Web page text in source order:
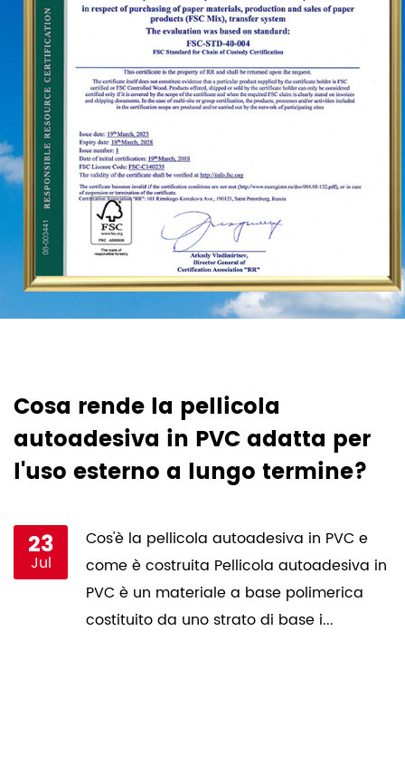
Cosa rende la pellicola
autoadesiva in PVC adatta per
l'uso esterno a lungo termine?
23
Jul
Cos'è la pellicola autoadesiva in PVC e
come è costruita Pellicola autoadesiva in
PVC è un materiale a base polimerica
costituito da uno strato di base i...